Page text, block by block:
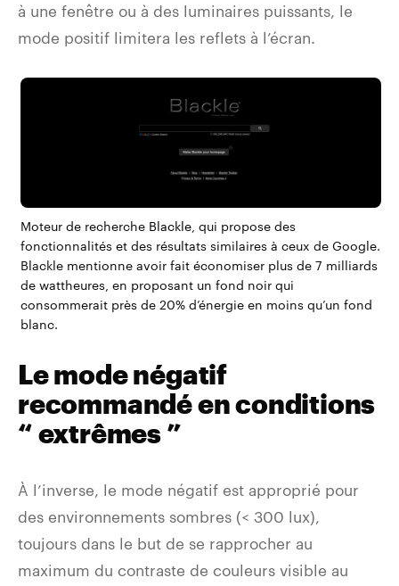
à une fenêtre ou à des luminaires puissants, le
mode positif limitera les reflets à l’écran.
Moteur de recherche Blackle, qui propose des
fonctionnalités et des résultats similaires à ceux de Google.
Blackle mentionne avoir fait économiser plus de 7 milliards
de wattheures, en proposant un fond noir qui
consommerait près de 20% d’énergie en moins qu’un fond
blanc.
Le mode négatif
recommandé en conditions
“ extrêmes ”
À l’inverse, le mode négatif est approprié pour
des environnements sombres (< 300 lux),
toujours dans le but de se rapprocher au
maximum du contraste de couleurs visible au